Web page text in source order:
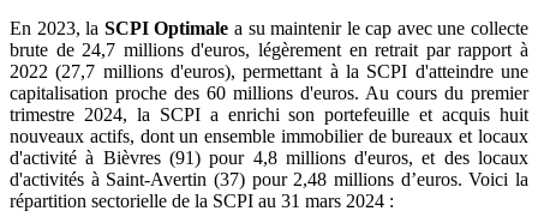
En 2023, la SCPI Optimale a su maintenir le cap avec une collecte
brute de 24,7 millions d'euros, légèrement en retrait par rapport à
2022 (27,7 millions d'euros), permettant à la SCPI d'atteindre une
capitalisation proche des 60 millions d'euros. Au cours du premier
trimestre 2024, la SCPI a enrichi son portefeuille et acquis huit
nouveaux actifs, dont un ensemble immobilier de bureaux et locaux
d'activité à Bièvres (91) pour 4,8 millions d'euros, et des locaux
d'activités à Saint-Avertin (37) pour 2,48 millions d’euros. Voici la
répartition sectorielle de la SCPI au 31 mars 2024 :